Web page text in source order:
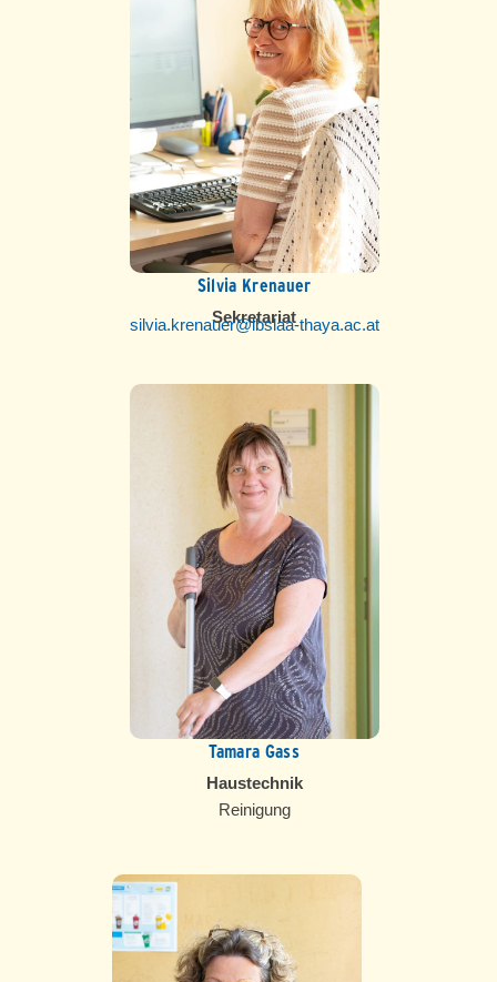
Silvia Krenauer
Sekretariat
silvia.krenauer@lbslaa-thaya.ac.at
Tamara Gass
Haustechnik
Reinigung